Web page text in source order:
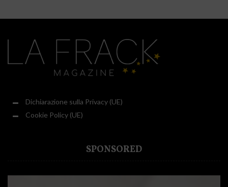
Dichiarazione sulla Privacy (UE)
Cookie Policy (UE)
SPONSORED